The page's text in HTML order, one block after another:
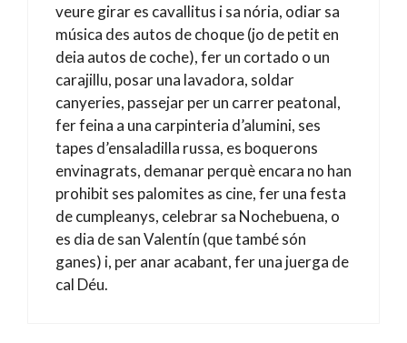
veure girar es cavallitus i sa nória, odiar sa
música des autos de choque (jo de petit en
deia autos de coche), fer un cortado o un
carajillu, posar una lavadora, soldar
canyeries, passejar per un carrer peatonal,
fer feina a una carpinteria d’alumini, ses
tapes d’ensaladilla russa, es boquerons
envinagrats, demanar perquè encara no han
prohibit ses palomites as cine, fer una festa
de cumpleanys, celebrar sa Nochebuena, o
es dia de san Valentín (que també són
ganes) i, per anar acabant, fer una juerga de
cal Déu.